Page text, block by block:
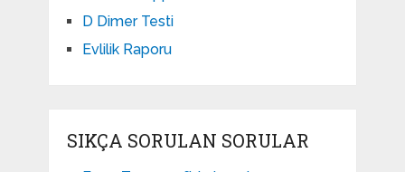
D Dimer Testi
Evlilik Raporu
SIKÇA SORULAN SORULAR